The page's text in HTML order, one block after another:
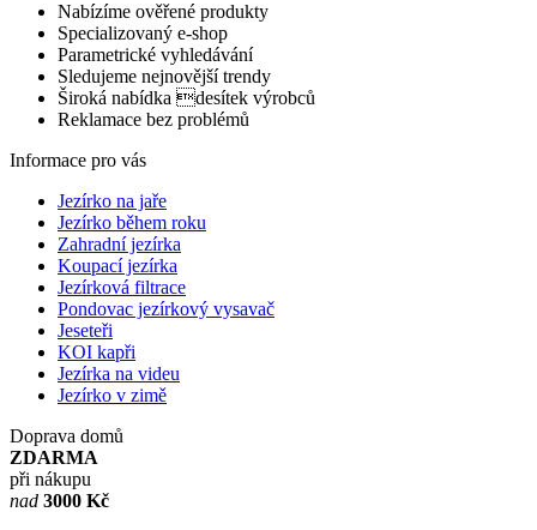
Nabízíme ověřené produkty
Specializovaný e-shop
Parametrické vyhledávání
Sledujeme nejnovější trendy
Široká nabídka desítek výrobců
Reklamace bez problémů
Informace pro vás
Jezírko na jaře
Jezírko během roku
Zahradní jezírka
Koupací jezírka
Jezírková filtrace
Pondovac jezírkový vysavač
Jeseteři
KOI kapři
Jezírka na videu
Jezírko v zimě
Doprava domů
ZDARMA
při nákupu
nad 3000 Kč